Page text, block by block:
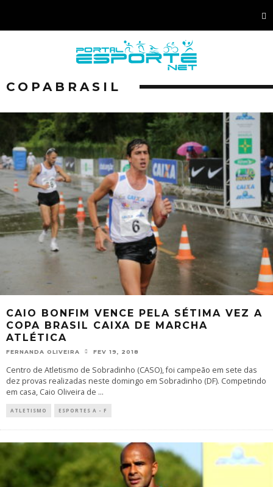
COPABRASIL
CAIO BONFIM VENCE PELA SÉTIMA VEZ A
COPA BRASIL CAIXA DE MARCHA
ATLÉTICA
FERNANDA OLIVEIRA FEV 19, 2018
Centro de Atletismo de Sobradinho (CASO), foi campeão em sete das
dez provas realizadas neste domingo em Sobradinho (DF). Competindo
em casa, Caio Oliveira de ...
ATLETISMO ESPORTES A - F